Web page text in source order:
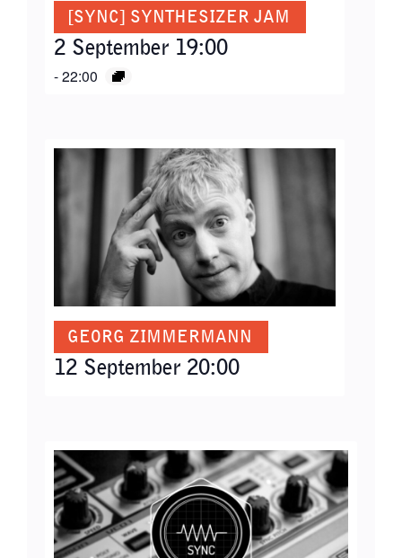
[SYNC] SYNTHESIZER JAM
2 September 19:00
-22:00
GEORG ZIMMERMANN
12 September 20:00